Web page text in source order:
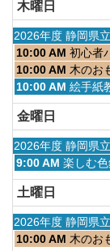
日,
4
月
1st
2026
木曜日
水
曜
日,
4
月
1st
2026
2026年度 静岡県
木
曜
日,
8
月
13th
2026
10:00 AM 初心者
木
曜
日,
8
月
13th
2026
10:00 AM 木のお
木
曜
日,
8
月
13th
2026
10:00 AM 絵手紙
金曜日
水
曜
日,
4
月
1st
2026
2026年度 静岡県
金
曜
日,
8
月
14th
9:00 AM 楽しむ
土曜日
水
曜
2026年度 静岡県
土
10:00 AM 木のお